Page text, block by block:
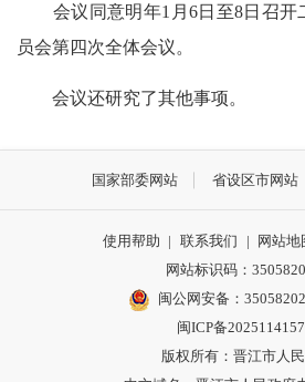
会议同意明年1月6日至8日召开
员会第四次全体会议。
会议还研究了其他事项。
国家部委网站 省设区市网站
使用帮助 | 联系我们 | 网站地
网站标识码：
闽公网安备：
闽ICP备
版权所有：晋江市人